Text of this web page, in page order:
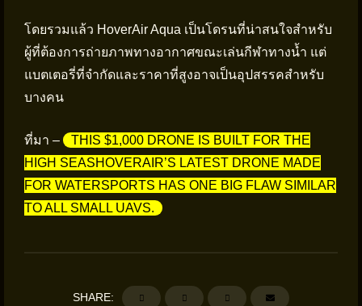
โดยรวมแล้ว HoverAir Aqua เป็นโดรนที่น่าสนใจสำหรับ
ผู้ที่ต้องการถ่ายภาพทางอากาศขณะเล่นกีฬาทางน้ำ แต่
แบตเตอรี่ที่จำกัดและราคาที่สูงอาจเป็นอุปสรรคสำหรับ
บางคน
ที่มา –
THIS $1,000 DRONE IS BUILT FOR THE
HIGH SEASHOVERAIR’S LATEST DRONE MADE
FOR WATERSPORTS HAS ONE BIG FLAW SIMILAR
TO ALL SMALL UAVS.
SHARE: